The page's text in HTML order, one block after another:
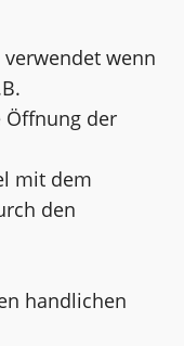
wenn
der
mit dem
den
handlichen